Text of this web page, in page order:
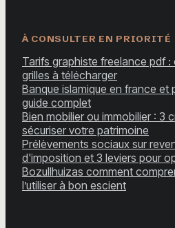
À CONSULTER EN PRIORITÉ
Tarifs graphiste freelance pdf
grilles à télécharger
Banque islamique en france et
guide complet
Bien mobilier ou immobilier : 3
sécuriser votre patrimoine
Prélèvements sociaux sur
d'imposition et 3 leviers pour
Bozullhuizas comment
l’utiliser à bon escient